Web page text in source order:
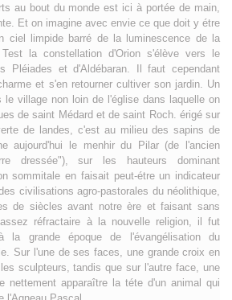
au bout du monde est ici à portée de main,
Et on imagine avec envie ce que doit y étre
ciel limpide barré de la luminescence de la
la constellation d'Orion s'élève vers le
Pléiades et d'Aldébaran. Il faut cependant
et s'en retourner cultiver son jardin. Un
le village non loin de l'église dans laquelle on
de saint Médard et de saint Roch. érigé sur
de landes, c'est au milieu des sapins de
aujourd'hui le menhir du Pilar (de l'ancien
dressée"), sur les hauteurs dominant
sommitale en faisait peut-étre un indicateur
civilisations agro-pastorales du néolithique,
de siècles avant notre ère et faisant sans
réfractaire à la nouvelle religion, il fut
la grande époque de l'évangélisation du
Sur l'une de ses faces, une grande croix en
sculpteurs, tandis que sur l'autre face, une
nettement apparaître la téte d'un animal qui